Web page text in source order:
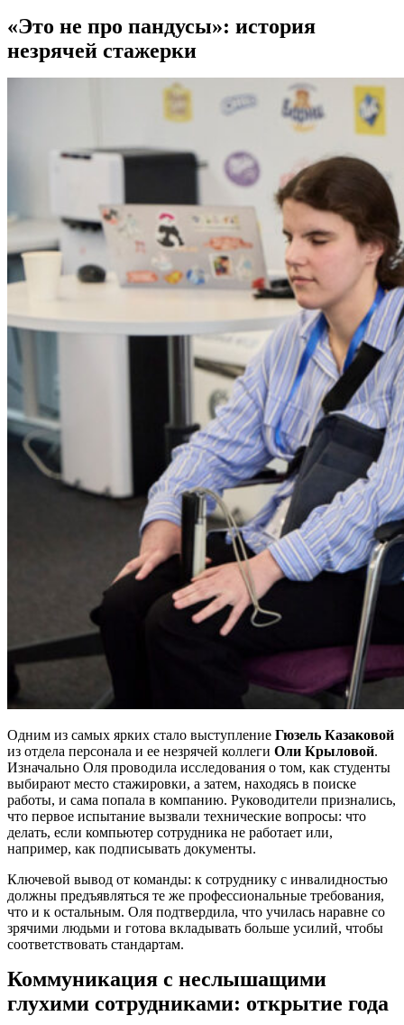
«Это не про пандусы»: история
незрячей стажерки
Одним из самых ярких стало выступление Гюзель Казаковой
из отдела персонала и ее незрячей коллеги Оли Крыловой.
Изначально Оля проводила исследования о том, как студенты
выбирают место стажировки, а затем, находясь в поиске
работы, и сама попала в компанию. Руководители признались,
что первое испытание вызвали технические вопросы: что
делать, если компьютер сотрудника не работает или,
например, как подписывать документы.
Ключевой вывод от команды: к сотруднику с инвалидностью
должны предъявляться те же профессиональные требования,
что и к остальным. Оля подтвердила, что училась наравне со
зрячими людьми и готова вкладывать больше усилий, чтобы
соответствовать стандартам.
Коммуникация с неслышащими
глухими сотрудниками: открытие года